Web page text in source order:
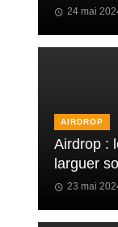
24 mai
AIRDROP
Airdrop :
larguer
23 mai